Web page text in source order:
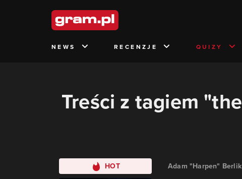
NEWS RECENZJE QUIZY
Treści z tagiem
HOT Adam "Harpen" Berlik